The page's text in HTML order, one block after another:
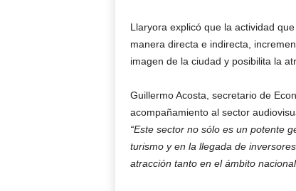
Llaryora explicó que la actividad
manera directa e indirecta,
imagen de la ciudad y posibilita la
Guillermo Acosta, secretario de
acompañamiento al sector
“Este sector no sólo es un potente
turismo y en la llegada de
atracción tanto en el ámbito